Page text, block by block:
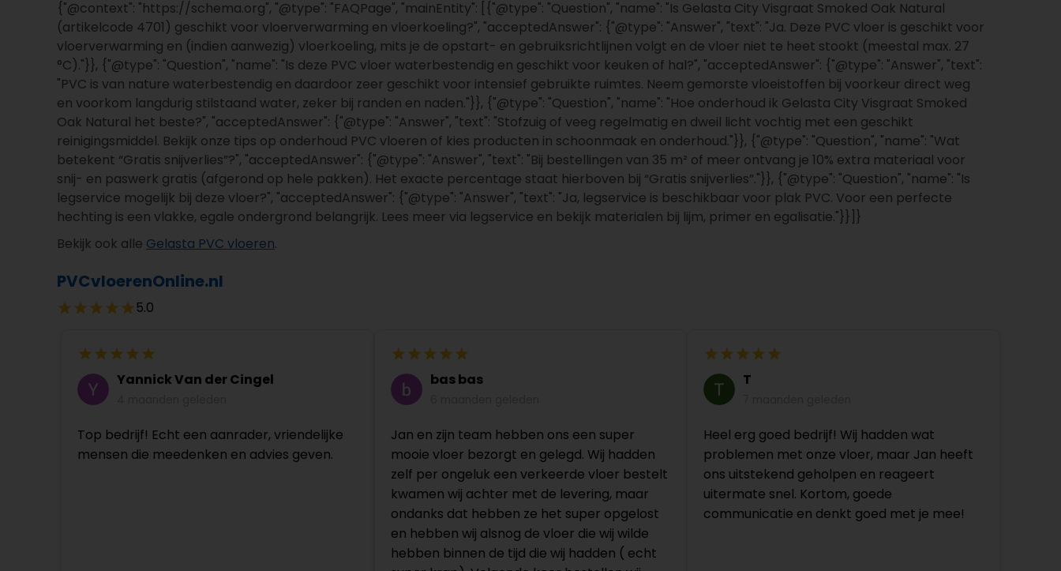
{"@context": "https://schema.org", "@type": "FAQPage", "mainEntity": [{"@type": "Question", "name": "Is Gelasta City Visgraat Smoked Oak Natural
(artikelcode 4701) geschikt voor vloerverwarming en vloerkoeling?", "acceptedAnswer": {"@type": "Answer", "text": "Ja. Deze PVC vloer is geschikt voor
vloerverwarming en (indien aanwezig) vloerkoeling, mits je de opstart- en gebruiksrichtlijnen volgt en de vloer niet te heet stookt (meestal max. 27
°C)."}}, {"@type": "Question", "name": "Is deze PVC vloer waterbestendig en geschikt voor keuken of hal?", "acceptedAnswer": {"@type": "Answer", "text":
"PVC is van nature waterbestendig en daardoor zeer geschikt voor intensief gebruikte ruimtes. Neem gemorste vloeistoffen bij voorkeur direct weg
en voorkom langdurig stilstaand water, zeker bij randen en naden."}}, {"@type": "Question", "name": "Hoe onderhoud ik Gelasta City Visgraat Smoked
Oak Natural het beste?", "acceptedAnswer": {"@type": "Answer", "text": "Stofzuig of veeg regelmatig en dweil licht vochtig met een geschikt
reinigingsmiddel. Bekijk onze tips op onderhoud PVC vloeren of kies producten in schoonmaak en onderhoud."}}, {"@type": "Question", "name": "Wat
betekent “Gratis snijverlies”?", "acceptedAnswer": {"@type": "Answer", "text": "Bij bestellingen van 35 m² of meer ontvang je 10% extra materiaal voor
snij- en paswerk gratis (afgerond op hele pakken). Het exacte percentage staat hierboven bij “Gratis snijverlies”."}}, {"@type": "Question", "name": "Is
legservice mogelijk bij deze vloer?", "acceptedAnswer": {"@type": "Answer", "text": "Ja, legservice is beschikbaar voor plak PVC. Voor een perfecte
hechting is een vlakke, egale ondergrond belangrijk. Lees meer via legservice en bekijk materialen bij lijm, primer en egalisatie."}}]}
Bekijk ook alle Gelasta PVC vloeren.
PVCvloerenOnline.nl
5.0
Yannick Van der Cingel
Top bedrijf! Echt een aanrader, vriendelijke
mensen die meedenken en advies geven.
bas bas
Jan en zijn team hebben ons een super
mooie vloer bezorgt en gelegd. Wij hadden
zelf per ongeluk een verkeerde vloer bestelt
kwamen wij achter met de levering, maar
ondanks dat hebben ze het super opgelost
en hebben wij alsnog de vloer die wij wilde
hebben binnen de tijd die wij hadden ( echt
T
Heel erg goed bedrijf! Wij hadden wat
problemen met onze vloer, maar Jan heeft
ons uitstekend geholpen en reageert
uitermate snel. Kortom, goede
communicatie en denkt goed met je mee!